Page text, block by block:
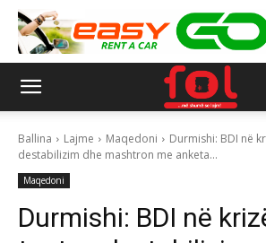
Ballina Lajme Maqedoni
Durmishi: BDI në
destabilizim dhe mashtron me anketa...
Maqedoni
Durmishi: BDI në